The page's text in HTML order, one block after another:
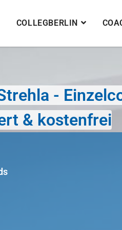
COLLEGBERLIN
-
& kostenfrei